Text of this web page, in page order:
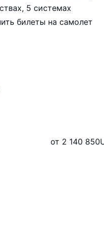
5 системах
билеты на самолет
от 2 140 850